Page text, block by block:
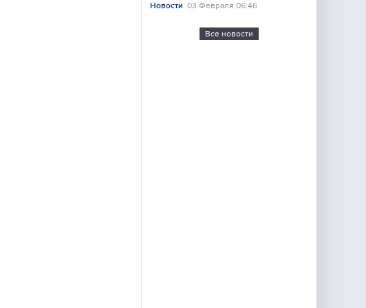
Новости 03 Февраля 06:46
Все новости